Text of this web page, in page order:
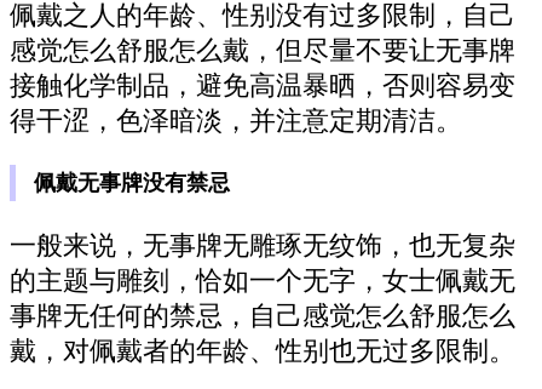
佩戴之人的年龄、性别没有过多限制，自己
感觉怎么舒服怎么戴，但尽量不要让无事牌
接触化学制品，避免高温暴晒，否则容易变
得干涩，色泽暗淡，并注意定期清洁。
佩戴无事牌没有禁忌
一般来说，无事牌无雕琢无纹饰，也无复杂
的主题与雕刻，恰如一个无字，女士佩戴无
事牌无任何的禁忌，自己感觉怎么舒服怎么
戴，对佩戴者的年龄、性别也无过多限制。